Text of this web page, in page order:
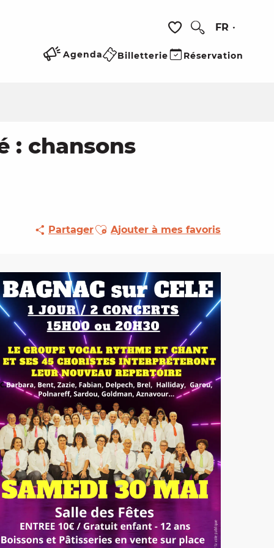
Voir les favoris
FR
Agenda Billetterie Réservation
: chansons
PartagerAjouter aux favoris
Ajouter à mes favoris